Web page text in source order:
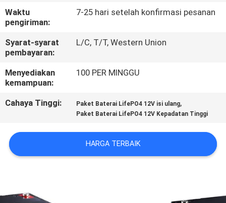
HUBUNGI
KAMI
BERITA
KASUS
PERMINTAAN
PENAWARAN
SITEMAP
Waktu
pengiriman:
7-25 hari setelah konfirmasi pesanan
Syarat-syarat
pembayaran:
L/C, T/T, Western Union
Menyediakan
kemampuan:
100 PER MINGGU
Cahaya Tinggi: Paket Baterai LifePO4 12V isi ulang,
Paket Baterai LifePO4 12V Kepadatan Tinggi
HARGA TERBAIK